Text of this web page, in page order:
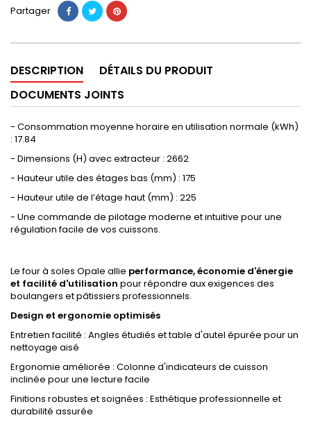
Partager
DESCRIPTION
DÉTAILS DU PRODUIT
DOCUMENTS JOINTS
- Consommation moyenne horaire en utilisation normale (kWh)
: 17.84
- Dimensions (H) avec extracteur : 2662
- Hauteur utile des étages bas (mm) : 175
- Hauteur utile de l’étage haut (mm) : 225
- Une commande de pilotage moderne et intuitive pour une
régulation facile de vos cuissons.
Le four à soles Opale allie performance, économie d'énergie
et facilité d'utilisation pour répondre aux exigences des
boulangers et pâtissiers professionnels.
Design et ergonomie optimisés
Entretien facilité : Angles étudiés et table d'autel épurée pour un
nettoyage aisé
Ergonomie améliorée : Colonne d'indicateurs de cuisson
inclinée pour une lecture facile
Finitions robustes et soignées : Esthétique professionnelle et
durabilité assurée